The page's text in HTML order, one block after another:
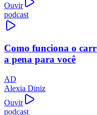
Ouvir
podcast
Como funciona o
a pena para você
AD
Alexia Diniz
Ouvir
podcast